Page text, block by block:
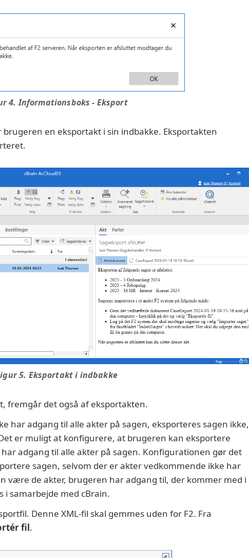
4. Informationsboks - Eksport
en eksportakt i sin indbakke. Eksportakten
5. Eksportakt i indbakke
fremgår det også af eksportakten.
har adgang til alle akter på sagen, eksporteres sagen ikke,
er muligt at konfigurere, at brugeren kan eksportere
adgang til alle akter på sagen. Konfigurationen gør det
sagen, selvom der er akter vedkommende ikke har
være de akter, brugeren har adgang til, der kommer med i
samarbejde med cBrain.
Denne XML-fil skal gemmes uden for F2. Fra
fil.